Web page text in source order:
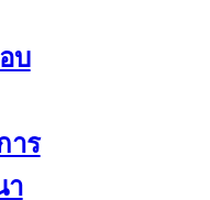
บ
าร